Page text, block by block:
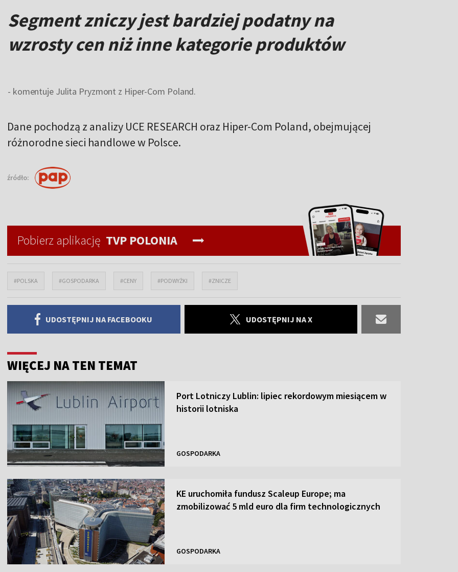
Segment zniczy jest bardziej podatny na
wzrosty cen niż inne kategorie produktów
- komentuje Julita Pryzmont z Hiper-Com Poland.
Dane pochodzą z analizy UCE RESEARCH oraz Hiper-Com Poland, obejmującej
różnorodne sieci handlowe w Polsce.
źródło:
Pobierz aplikację TVP POLONIA
#POLSKA #GOSPODARKA #CENY #PODWYŻKI #ZNICZE
UDOSTĘPNIJ NA FACEBOOKU UDOSTĘPNIJ NA X
WIĘCEJ NA TEN TEMAT
Port Lotniczy Lublin: lipiec rekordowym miesiącem w
historii lotniska
GOSPODARKA
KE uruchomiła fundusz Scaleup Europe; ma
zmobilizować 5 mld euro dla firm technologicznych
GOSPODARKA